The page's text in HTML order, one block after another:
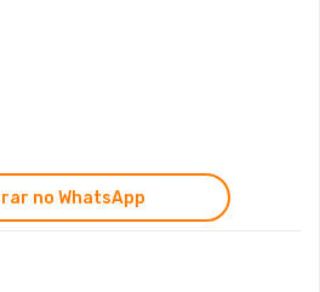
no WhatsApp